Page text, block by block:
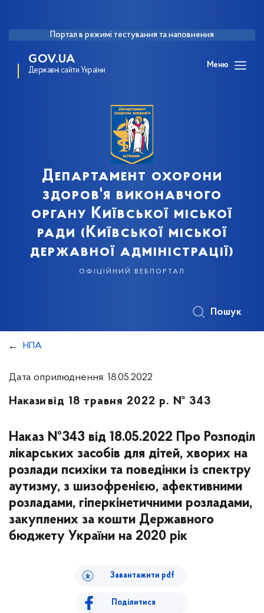
Портал в режимі тестування та наповнення
GOV.UA
Державні сайти України
Меню
Департамент охорони
здоров'я виконавчого
органу Київської міської
ради (Київської міської
державної адміністрації)
офіційний вебпортал
Пошук
НПА
Дата оприлюднення: 18.05.2022
Накази від 18 травня 2022 р. № 343
Наказ №343 від 18.05.2022 Про Розподіл
лікарських засобів для дітей, хворих на
розлади психіки та поведінки із спектру
аутизму, з шизофренією, афективними
розладами, гіперкінетичними розладами,
закуплених за кошти Державного
бюджету України на 2020 рік
Завантажити pdf
Поділитися